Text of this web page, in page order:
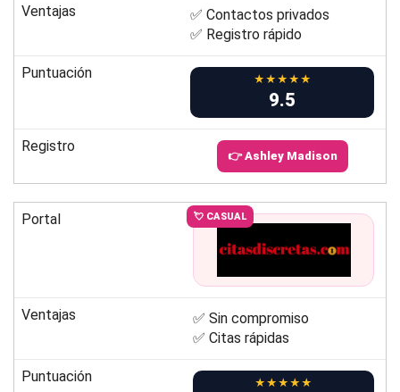
Ventajas
✅ Contactos privados
✅ Registro rápido
Puntuación ★★★★★
9.5
Registro
👉 Ashley Madison
Portal 💘 CASUAL
Ventajas
✅ Sin compromiso
✅ Citas rápidas
Puntuación ★★★★★